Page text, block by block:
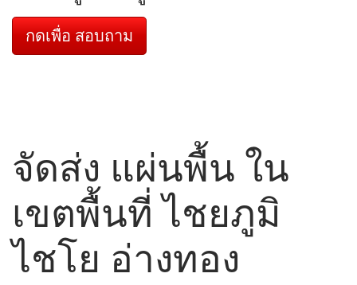
กดเพื่อ สอบถาม
จัดส่ง แผ่นพื้น ใน
เขตพื้นที่ ไชยภูมิ
ไชโย อ่างทอง